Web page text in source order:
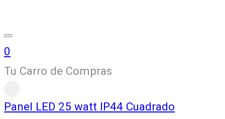
0
Tu Carro de Compras
Panel LED 25 watt IP44 Cuadrado